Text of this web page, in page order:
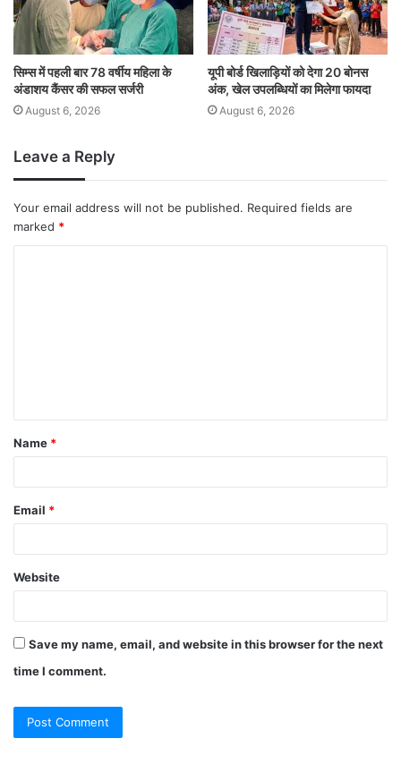
सिम्स में पहली बार 78 वर्षीय महिला के
अंडाशय कैंसर की सफल सर्जरी
August 6, 2026
यूपी बोर्ड खिलाड़ियों को देगा 20 बोनस
अंक, खेल उपलब्धियों का मिलेगा फायदा
August 6, 2026
Leave a Reply
Your email address will not be published. Required fields are
marked *
Name *
Email *
Website
Save my name, email, and website in this browser for the next
time I comment.